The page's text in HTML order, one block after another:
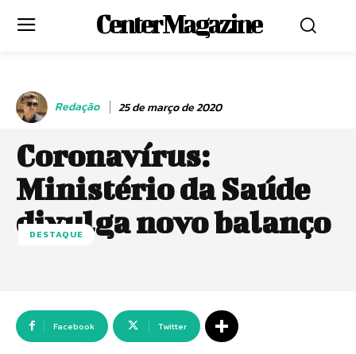
Center Magazine
Redação 25 de março de 2020
Coronavírus:
Ministério da Saúde
divulga novo balanço
DESTAQUE
Facebook Twitter